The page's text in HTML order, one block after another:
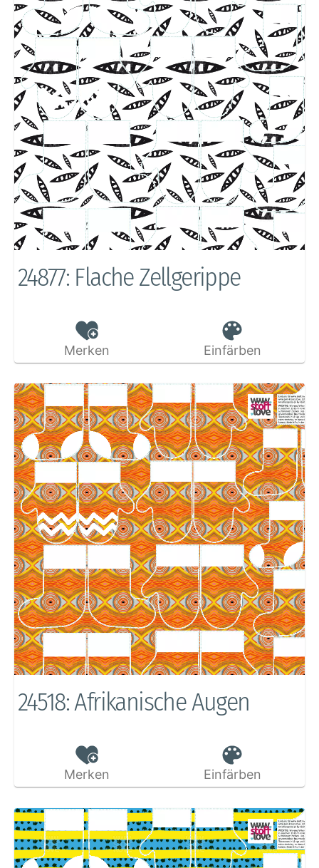
24877: Flache Zellgerippe
Merken Einfärben
24518: Afrikanische Augen
Merken Einfärben